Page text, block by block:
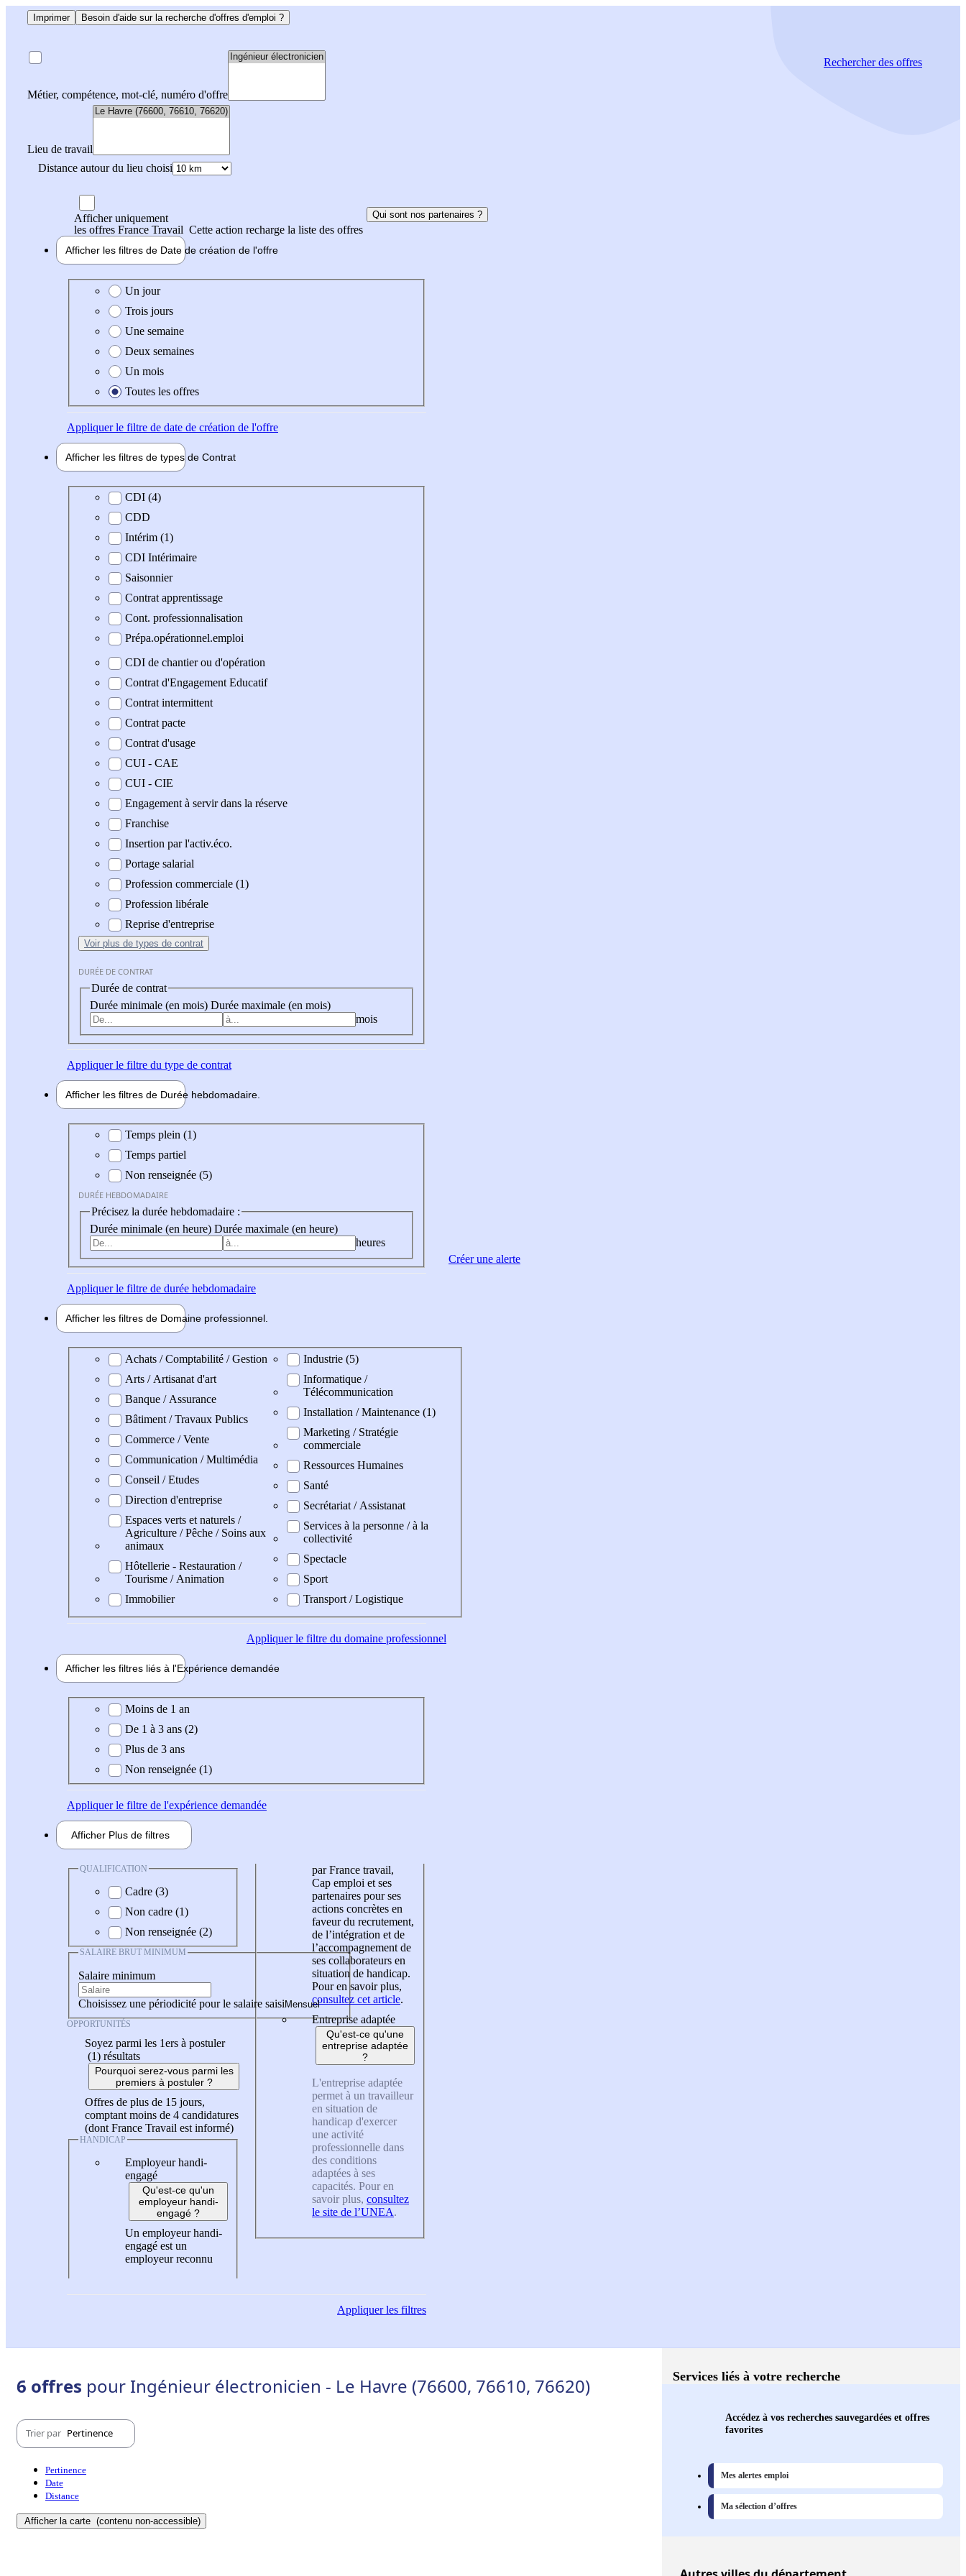
Imprimer Besoin d'aide sur la recherche d'offres d'emploi ?
Métier, compétence, mot-clé, numéro d'offre
Lieu de travail
Distance autour du lieu choisi
Rechercherdes offres
Afficher uniquement
les offres France Travail Cette action recharge la liste des offres
Qui sont nos partenaires ?
Afficher les filtres de Date de création de l'offre
Date de création de l'offre
Un jour
Trois jours
Une semaine
Deux semaines
Un mois
Toutes les offres
Appliquerle filtre de date de création de l'offre
Afficher les filtres de types de Contrat
Type de contrat
CDI (4)
CDD
Intérim (1)
CDI Intérimaire
Saisonnier
Contrat apprentissage
Cont. professionnalisation
Prépa.opérationnel.emploi
CDI de chantier ou d'opération
Contrat d'Engagement Educatif
Contrat intermittent
Contrat pacte
Contrat d'usage
CUI - CAE
CUI - CIE
Engagement à servir dans la réserve
Franchise
Insertion par l'activ.éco.
Portage salarial
Profession commerciale (1)
Profession libérale
Reprise d'entreprise
Voir plus de types de contrat
DURÉE DE CONTRAT
Durée de contrat
Durée minimale (en mois) Durée maximale (en mois)
mois
Appliquerle filtre du type de contrat
Afficher les filtres de Durée hebdomadaire
Durée hebdomadaire
Temps plein (1)
Temps partiel
Non renseignée (5)
DURÉE HEBDOMADAIRE
Précisez la durée hebdomadaire :
Durée minimale (en heure) Durée maximale (en heure)
heures
Appliquerle filtre de durée hebdomadaire
Afficher les filtres de Domaine professionnel
Domaine professionel
Achats / Comptabilité / Gestion
Arts / Artisanat d'art
Banque / Assurance
Bâtiment / Travaux Publics
Commerce / Vente
Communication / Multimédia
Conseil / Etudes
Direction d'entreprise
Espaces verts et naturels /
Agriculture / Pêche / Soins aux
animaux
Hôtellerie - Restauration /
Tourisme / Animation
Immobilier
Industrie (5)
Informatique /
Télécommunication
Installation / Maintenance (1)
Marketing / Stratégie
commerciale
Ressources Humaines
Santé
Secrétariat / Assistanat
Services à la personne / à la
collectivité
Spectacle
Sport
Transport / Logistique
Appliquerle filtre du domaine professionnel
Afficher les filtres liés à l'Expérience demandée
Expérience demandée
Moins de 1 an
De 1 à 3 ans (2)
Plus de 3 ans
Non renseignée (1)
Appliquerle filtre de l'expérience demandée
Afficher Plus de filtres
QUALIFICATION
Cadre (3)
Non cadre (1)
Non renseignée (2)
SALAIRE BRUT MINIMUM
Salaire minimum
Choisissez une périodicité pour le salaire saisi
OPPORTUNITÉS
Soyez parmi les 1ers à postuler
(1) résultats
Pourquoi serez-vous parmi les
premiers à postuler ?
Offres de plus de 15 jours,
comptant moins de 4 candidatures
(dont France Travail est informé)
HANDICAP
Employeur handi-
engagé
Qu'est-ce qu'un
employeur handi-
engagé ?
Un employeur handi-
engagé est un
employeur reconnu
par France travail,
Cap emploi et ses
partenaires pour ses
actions concrètes en
faveur du recrutement,
de l’intégration et de
l’accompagnement de
ses collaborateurs en
situation de handicap.
Pour en savoir plus,
consultez cet article.
Entreprise adaptée
Qu'est-ce qu'une
entreprise adaptée
?
L'entreprise adaptée
permet à un travailleur
en situation de
handicap d'exercer
une activité
professionnelle dans
des conditions
adaptées à ses
capacités. Pour en
savoir plus, consultez
le site de l’UNEA.
Appliquerles filtres
Créer une alerte
6 offres pour Ingénieur électronicien - Le Havre (76600, 76610, 76620)
Trier par Pertinence
Pertinence
Date
Distance
Afficher la carte (contenu non-accessible)
Services liés à votre recherche
Accédez à vos recherches sauvegardées et offres
favorites
Mes alertes emploi
Ma sélection d’offres